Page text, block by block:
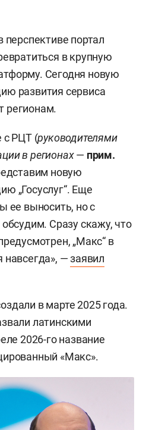
портал
в крупную
Сегодня новую
развития сервиса
регионам.
с РЦТ (руководителями
в регионах— прим.
новую
„Госуслуг“. Еще
ее выносить, но с
Сразу скажу, что
„Макс“ в
навсегда», —заявил
в марте 2025 года.
латинскими
2026-го название
«Макс».